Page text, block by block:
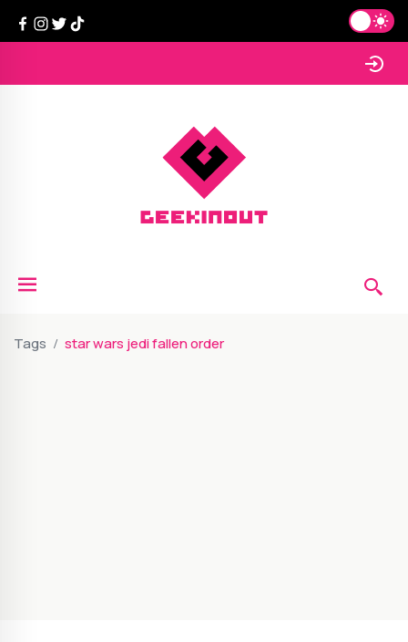
Tags star wars jedi fallen order